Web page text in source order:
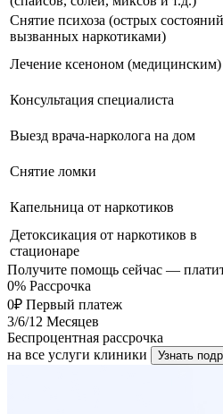
Снятие психоза (острых
вызванных наркотиками)
Лечение ксеноном (медицинским)
Консультация специалиста
Выезд врача-нарколога на дом
Снятие ломки
Капельница от наркотиков
Детоксикация от наркотиков в
стационаре
Получите помощь сейчас —
0% Рассрочка
0₽ Первый платеж
3/6/12 Месяцев
Беспроцентная рассрочка
на все услуги клиники
Узнать